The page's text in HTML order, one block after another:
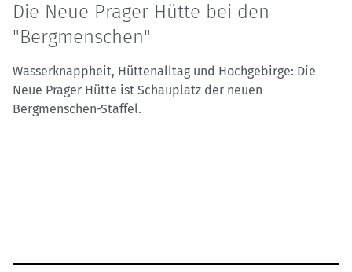
Die Neue Prager Hütte bei den
"Bergmenschen"
Wasserknappheit, Hüttenalltag und Hochgebirge: Die
Neue Prager Hütte ist Schauplatz der neuen
Bergmenschen-Staffel.